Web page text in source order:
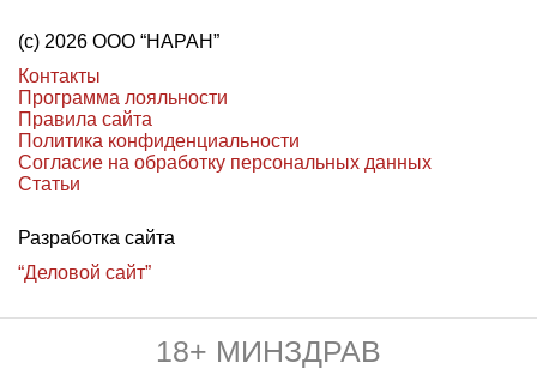
(с) 2026 ООО “НАРАН”
Контакты
Программа лояльности
Правила сайта
Политика конфиденциальности
Согласие на обработку персональных данных
Статьи
Разработка сайта
“Деловой сайт”
18+ МИНЗДРАВ